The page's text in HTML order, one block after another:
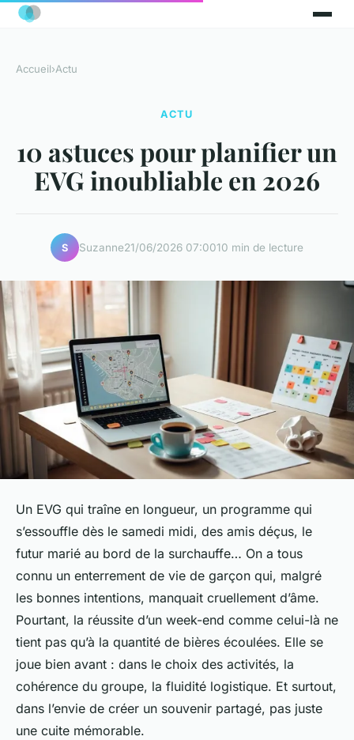
Accueil›Actu
ACTU
10 astuces pour planifier un
EVG inoubliable en 2026
S Suzanne21/06/2026 07:0010 min de lecture
Un EVG qui traîne en longueur, un programme qui
s’essouffle dès le samedi midi, des amis déçus, le
futur marié au bord de la surchauffe… On a tous
connu un enterrement de vie de garçon qui, malgré
les bonnes intentions, manquait cruellement d’âme.
Pourtant, la réussite d’un week-end comme celui-là ne
tient pas qu’à la quantité de bières écoulées. Elle se
joue bien avant : dans le choix des activités, la
cohérence du groupe, la fluidité logistique. Et surtout,
dans l’envie de créer un souvenir partagé, pas juste
une cuite mémorable.